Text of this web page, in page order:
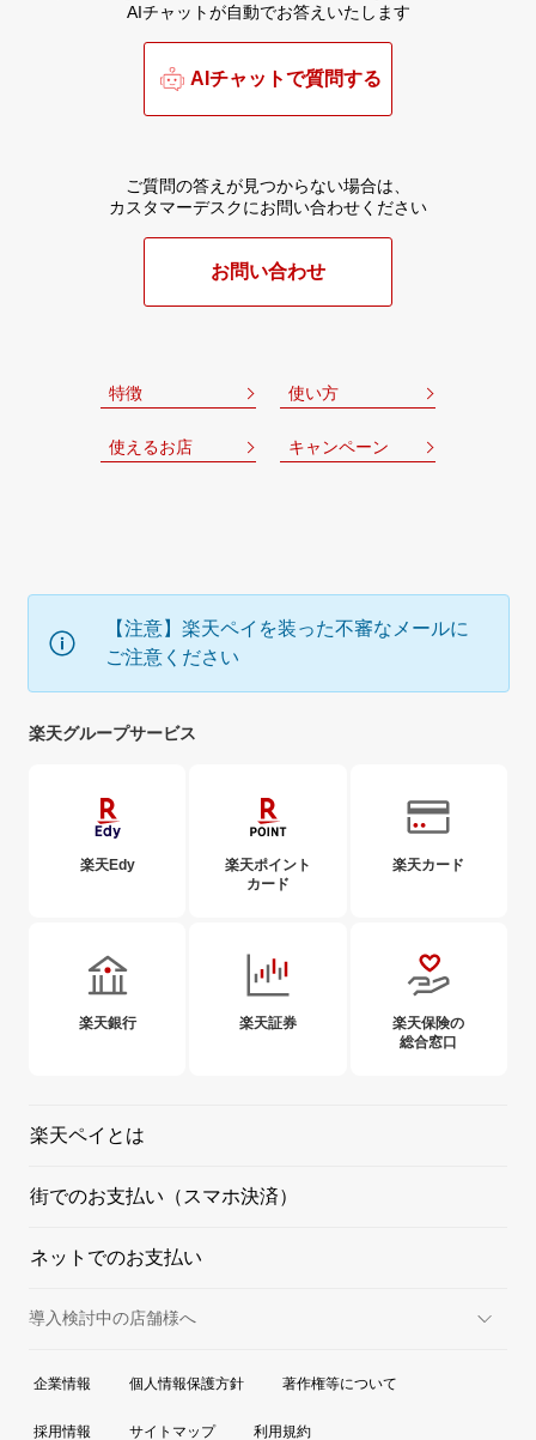
AIチャットが自動でお答えいたします
AIチャットで質問する
ご質問の答えが見つからない場合は、
カスタマーデスクにお問い合わせください
お問い合わせ
特徴 使い方
使えるお店 キャンペーン
【注意】楽天ペイを装った不審なメールに
ご注意ください
楽天グループサービス
楽天Edy
楽天ポイント
カード
楽天カード
楽天銀行 楽天証券
楽天保険の
総合窓口
楽天ペイとは
街でのお支払い（スマホ決済）
ネットでのお支払い
導入検討中の店舗様へ
実店舗での決済
オンラインでの決済
企業情報 個人情報保護方針 著作権等について
採用情報 サイトマップ 利用規約